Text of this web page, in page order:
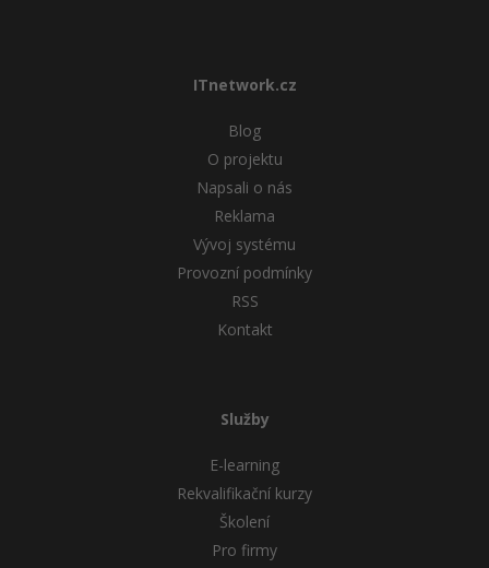
ITnetwork.cz
Blog
O projektu
Napsali o nás
Reklama
Vývoj systému
Provozní podmínky
RSS
Kontakt
Služby
E-learning
Rekvalifikační kurzy
Školení
Pro firmy